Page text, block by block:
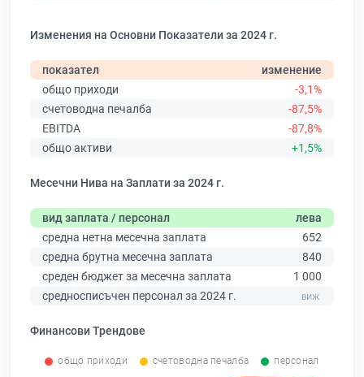
Изменения на Основни Показатели за 2024 г.
показател
изменение
общо приходи
-3,1%
счетоводна печалба
-87,5%
EBITDA
-87,8%
общо активи
+1,5%
Месечни Нива на Заплати за 2024 г.
вид заплата / персонал
лева
средна нетна месечна заплата
652
средна брутна месечна заплата
840
среден бюджет за месечна заплата
1 000
средносписъчен персонал за 2024 г.
Финансови Трендове
общо приходи счетоводна печалба персонал